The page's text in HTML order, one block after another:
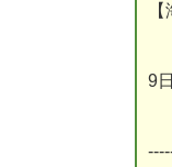
9